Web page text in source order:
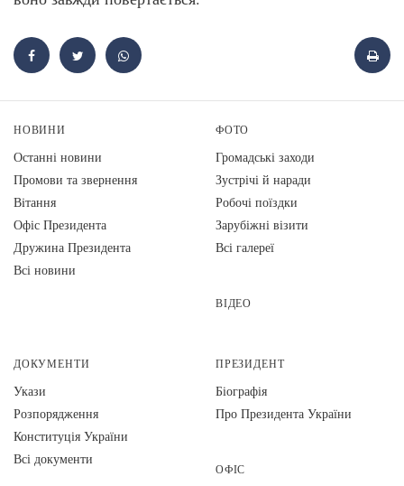
НОВИНИ
Останні новини
Промови та звернення
Вiтання
Офіс Президента
Дружина Президента
Всі новини
ФОТО
Громадські заходи
Зустрічі й наради
Робочі поїздки
Зарубіжні візити
Всі галереї
ВІДЕО
ДОКУМЕНТИ
Укази
Розпорядження
Конституція України
Всі документи
ПРЕЗИДЕНТ
Біографія
Про Президента України
ОФІС